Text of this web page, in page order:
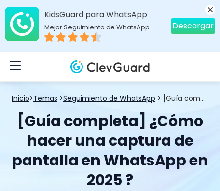
Inicio>Temas >Seguimiento de WhatsApp > [Guía completa] ¿Cómo hacer una captura de pantalla en WhatsApp en 2025 ?
[Guía completa] ¿Cómo
hacer una captura de
pantalla en WhatsApp en
2025 ?
KidsGuard para WhatsApp
Mejor Seguimiento de WhatsApp Descargar